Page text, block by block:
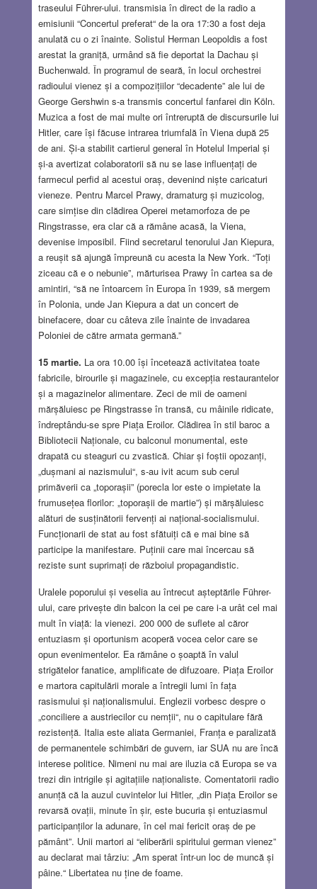
traseului Führer-ului. transmisia în direct de la radio a
emisiunii “Concertul preferat“ de la ora 17:30 a fost deja
anulată cu o zi înainte. Solistul Herman Leopoldis a fost
arestat la graniță, urmând să fie deportat la Dachau și
Buchenwald. În programul de seară, în locul orchestrei
radioului vienez și a compozițiilor “decadente” ale lui de
George Gershwin s-a transmis concertul fanfarei din Köln.
Muzica a fost de mai multe ori întreruptă de discursurile lui
Hitler, care își făcuse intrarea triumfală în Viena după 25
de ani. Și-a stabilit cartierul general în Hotelul Imperial și
și-a avertizat colaboratorii să nu se lase influențați de
farmecul perfid al acestui oraș, devenind niște caricaturi
vieneze. Pentru Marcel Prawy, dramaturg și muzicolog,
care simțise din clădirea Operei metamorfoza de pe
Ringstrasse, era clar că a rămâne acasă, la Viena,
devenise imposibil. Fiind secretarul tenorului Jan Kiepura,
a reușit să ajungă împreună cu acesta la New York. “Toți
ziceau că e o nebunie”, mărturisea Prawy în cartea sa de
amintiri, “să ne întoarcem în Europa în 1939, să mergem
în Polonia, unde Jan Kiepura a dat un concert de
binefacere, doar cu câteva zile înainte de invadarea
Poloniei de către armata germană.”
15 martie. La ora 10.00 își încetează activitatea toate
fabricile, birourile și magazinele, cu excepția restaurantelor
și a magazinelor alimentare. Zeci de mii de oameni
mărșăluiesc pe Ringstrasse în transă, cu mâinile ridicate,
îndreptându-se spre Piața Eroilor. Clădirea în stil baroc a
Bibliotecii Naționale, cu balconul monumental, este
drapată cu steaguri cu zvastică. Chiar și foștii opozanți,
„dușmani ai nazismului“, s-au ivit acum sub cerul
primăverii ca „toporașii” (porecla lor este o impietate la
frumusețea florilor: „toporașii de martie”) și mărșăluiesc
alături de susținătorii fervenți ai național-socialismului.
Funcționarii de stat au fost sfătuiți că e mai bine să
participe la manifestare. Puținii care mai încercau să
reziste sunt suprimați de războiul propagandistic.
Uralele poporului și veselia au întrecut așteptările Führer-
ului, care privește din balcon la cei pe care i-a urât cel mai
mult în viață: la vienezi. 200 000 de suflete al căror
entuziasm și oportunism acoperă vocea celor care se
opun evenimentelor. Ea rămâne o șoaptă în valul
strigătelor fanatice, amplificate de difuzoare. Piața Eroilor
e martora capitulării morale a întregii lumi în fața
rasismului și naționalismului. Englezii vorbesc despre o
„conciliere a austriecilor cu nemții“, nu o capitulare fără
rezistență. Italia este aliata Germaniei, Franța e paralizată
de permanentele schimbări de guvern, iar SUA nu are încă
interese politice. Nimeni nu mai are iluzia că Europa se va
trezi din intrigile și agitațiile naționaliste. Comentatorii radio
anunță că la auzul cuvintelor lui Hitler, „din Piața Eroilor se
revarsă ovații, minute în șir, este bucuria și entuziasmul
participanților la adunare, în cel mai fericit oraș de pe
pământ”. Unii martori ai “eliberării spiritului german vienez”
au declarat mai târziu: „Am sperat într-un loc de muncă și
pâine.“ Libertatea nu ține de foame.